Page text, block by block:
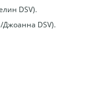
DSV).
DSV).